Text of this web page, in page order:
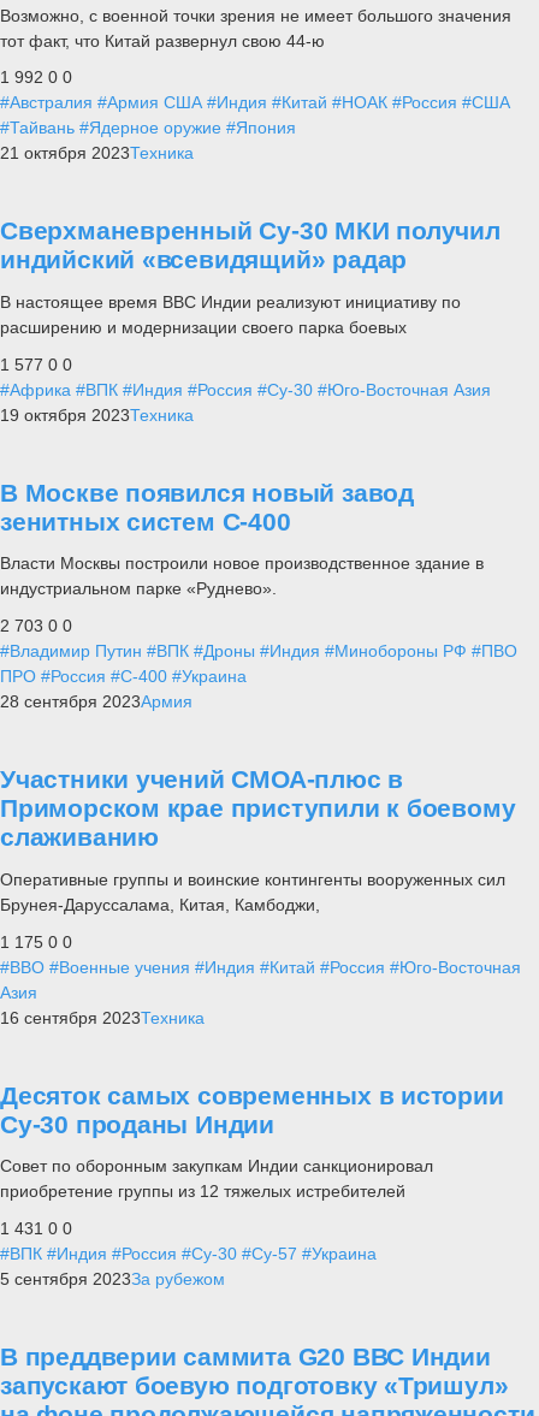
Возможно, с военной точки зрения не имеет большого значения
тот факт, что Китай развернул свою 44-ю
1 992 0 0
#Австралия #Армия США #Индия #Китай #НОАК #Россия #США
#Тайвань #Ядерное оружие #Япония
21 октября 2023Техника
Сверхманевренный Су-30 МКИ получил
индийский «всевидящий» радар
В настоящее время ВВС Индии реализуют инициативу по
расширению и модернизации своего парка боевых
1 577 0 0
#Африка #ВПК #Индия #Россия #Су-30 #Юго-Восточная Азия
19 октября 2023Техника
В Москве появился новый завод
зенитных систем С-400
Власти Москвы построили новое производственное здание в
индустриальном парке «Руднево».
2 703 0 0
#Владимир Путин #ВПК #Дроны #Индия #Минобороны РФ #ПВО
ПРО #Россия #С-400 #Украина
28 сентября 2023Армия
Участники учений СМОА-плюс в
Приморском крае приступили к боевому
слаживанию
Оперативные группы и воинские контингенты вооруженных сил
Брунея-Даруссалама, Китая, Камбоджи,
1 175 0 0
#ВВО #Военные учения #Индия #Китай #Россия #Юго-Восточная
Азия
16 сентября 2023Техника
Десяток самых современных в истории
Су-30 проданы Индии
Совет по оборонным закупкам Индии санкционировал
приобретение группы из 12 тяжелых истребителей
1 431 0 0
#ВПК #Индия #Россия #Су-30 #Су-57 #Украина
5 сентября 2023За рубежом
В преддверии саммита G20 ВВС Индии
запускают боевую подготовку «Тришул»